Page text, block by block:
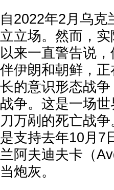
自2022年2月乌克
立立场。然而，
以来一直警告说
伴伊朗和朝鲜，
长的意识形态战
战争。这是一场
刀万剐的死亡战
是支持去年10月7
兰阿夫迪夫卡（
当炮灰。